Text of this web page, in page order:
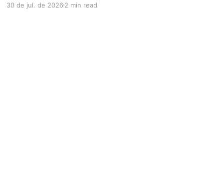
la consolidación de una cultura de seguridad
30 de jul. de 20262 min read